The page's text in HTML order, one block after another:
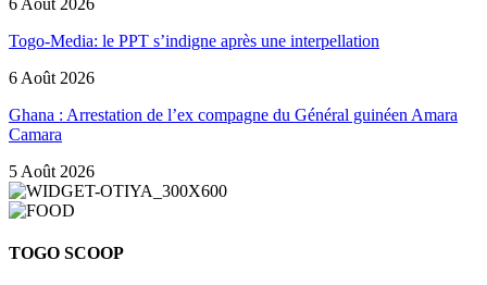
Togo-Media: le PPT s’indigne après une interpellation
6 Août 2026
Ghana : Arrestation de l’ex compagne du Général guinéen Amara
Camara
5 Août 2026
TOGO SCOOP